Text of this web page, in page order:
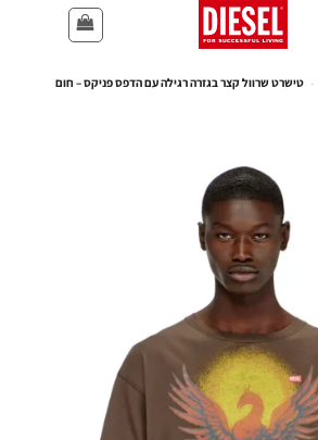
- טישרט שרוול קצר בגזרה רגילה עם הדפס פניקס – חום